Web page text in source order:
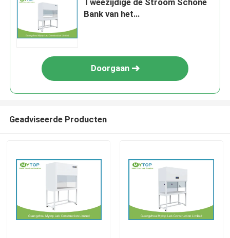
Tweezijdige de Stroom Schone
Bank van het
Doorgaan
Geadviseerde Producten